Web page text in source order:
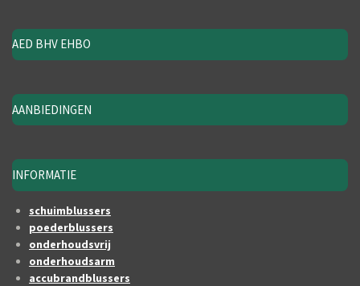
AED BHV EHBO
AANBIEDINGEN
INFORMATIE
schuimblussers
poederblussers
onderhoudsvrij
onderhoudsarm
accubrandblussers